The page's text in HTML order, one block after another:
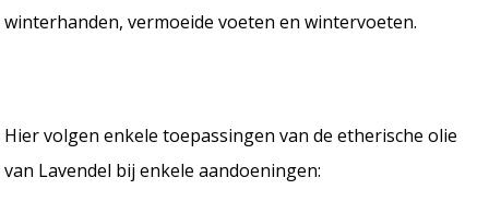
winterhanden, vermoeide voeten en wintervoeten.
Hier volgen enkele toepassingen van de etherische olie
van Lavendel bij enkele aandoeningen: